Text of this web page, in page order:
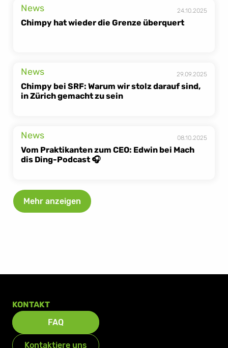
News 24.10.2025
Chimpy hat wieder die Grenze überquert
News 29.09.2025
Chimpy bei SRF: Warum wir stolz darauf sind,
in Zürich gemacht zu sein
News 08.10.2025
Vom Praktikanten zum CEO: Edwin bei Mach
dis Ding-Podcast 🎧
Mehr anzeigen
KONTAKT
FAQ
Kontaktiere uns